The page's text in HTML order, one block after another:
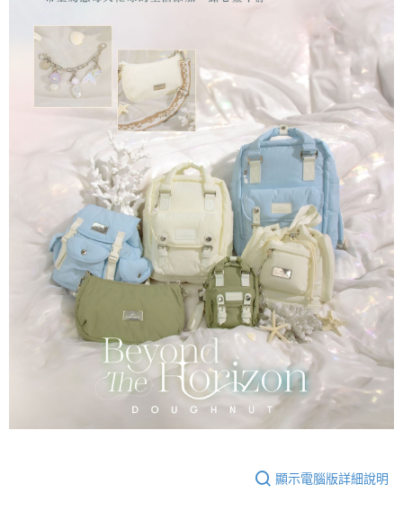
顯示電腦版詳細說明